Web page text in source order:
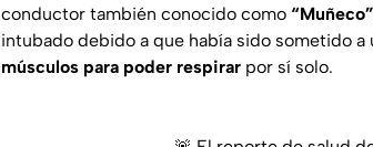
conductor también conocido como “Muñeco”
intubado debido a que había sido sometido
músculos para poder respirar por sí solo.